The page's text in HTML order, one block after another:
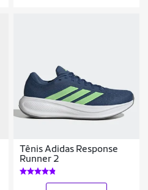
Tênis Adidas Response
Runner 2